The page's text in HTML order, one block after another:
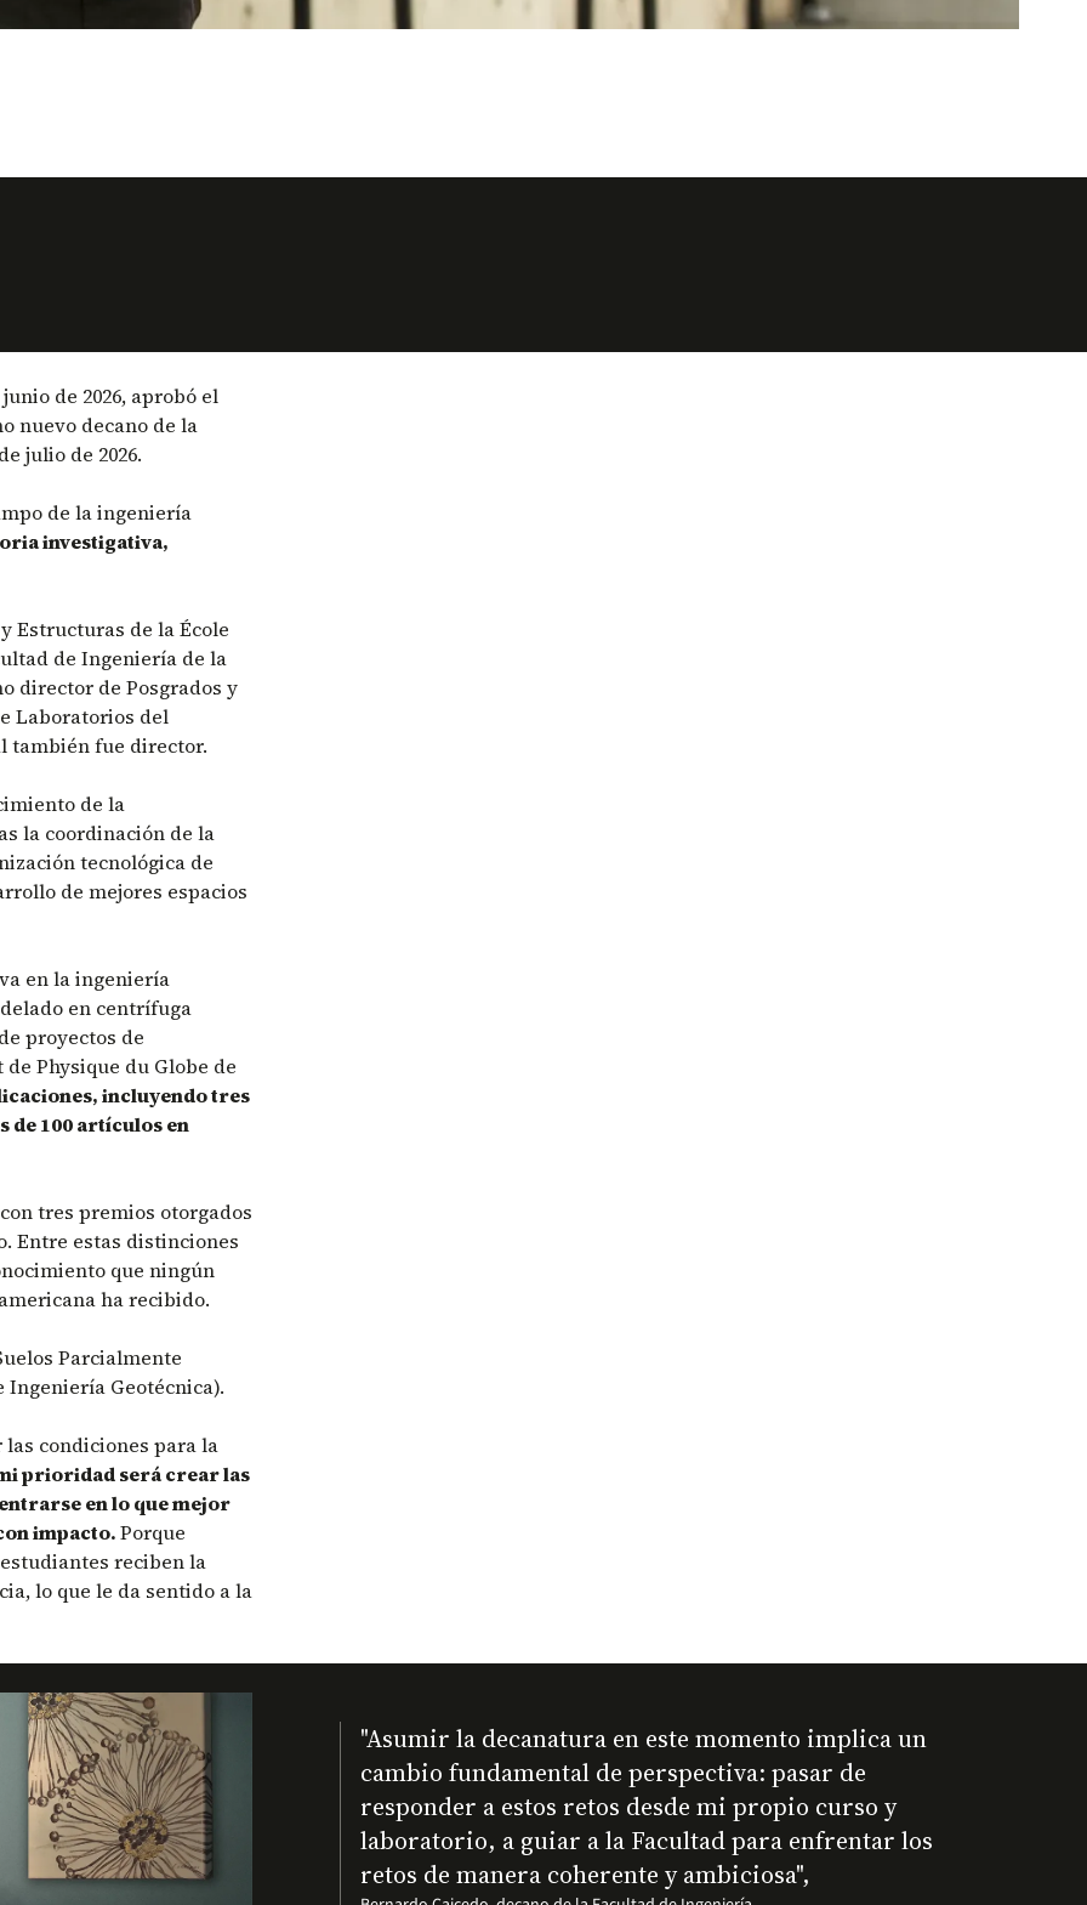
de 2026, aprobó el
nuevo decano de la
julio de 2026.
de la ingeniería
investigativa,
Estructuras de la École
de Ingeniería de la
director de Posgrados y
Laboratorios del
también fue director.
de la
la coordinación de la
tecnológica de
de mejores espacios
en la ingeniería
en centrífuga
proyectos de
Physique du Globe de
incluyendo tres
100 artículos en
tres premios otorgados
Entre estas distinciones
que ningún
ha recibido.
Parcialmente
Ingeniería Geotécnica).
condiciones para la
prioridad será crear las
en lo que mejor
impacto.Porque
reciben la
lo que le da sentido a la
"Asumir la decanatura en este momento implica un
cambio fundamental de perspectiva: pasar de
responder a estos retos desde mi propio curso y
laboratorio, a guiar a la Facultad para enfrentar los
retos de manera coherente y ambiciosa",